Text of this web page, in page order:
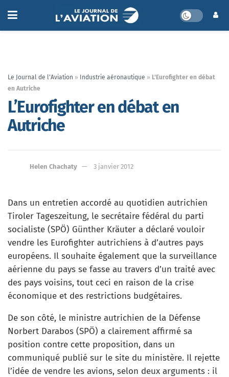
Le Journal de l'Aviation » Industrie aéronautique » L’Eurofighter en débat
en Autriche
L’Eurofighter en débat en
Autriche
Helen Chachaty 3 janvier 2012
Dans un entretien accordé au quotidien autrichien
Tiroler Tageszeitung, le secrétaire fédéral du parti
socialiste (SPÖ) Günther Kräuter a déclaré vouloir
vendre les Eurofighter autrichiens à d’autres pays
européens. Il souhaite également que la surveillance
aérienne du pays se fasse au travers d’un traité avec
des pays voisins, tout ceci en raison de la crise
économique et des restrictions budgétaires.
De son côté, le ministre autrichien de la Défense
Norbert Darabos (SPÖ) a clairement affirmé sa
position contre cette proposition, dans un
communiqué publié sur le site du ministère. Il rejette
l’idée de vendre les avions, selon deux arguments : il